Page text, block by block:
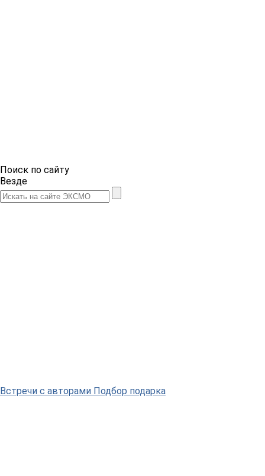
Поиск по сайту
Везде
Встречи с авторами Подбор подарка